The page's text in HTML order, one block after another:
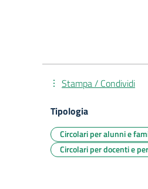
Stampa / Condividi
Tipologia
Circolari per alunni e
Circolari per docenti e